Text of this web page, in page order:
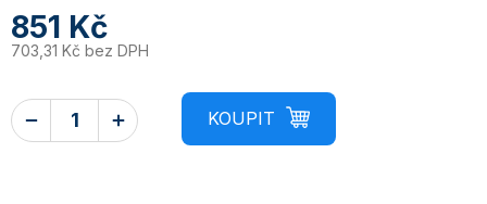
851 Kč
703,31 Kč bez DPH